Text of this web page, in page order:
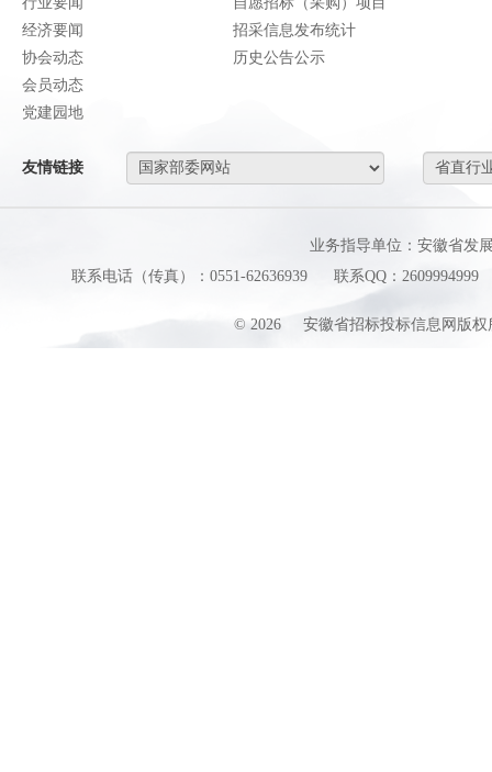
经济要闻
协会动态
会员动态
党建园地
招采信息发布统计
历史公告公示
友情链接
业务指导单位：安徽省发
联系电话（传真）：0551-62636939
联系QQ：2609994999
© 2026 安徽省招标投标信息网版